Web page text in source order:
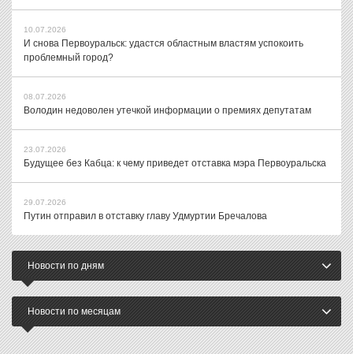
10.07.2026
И снова Первоуральск: удастся областным властям успокоить
проблемный город?
08.07.2026
Володин недоволен утечкой информации о премиях депутатам
23.07.2026
Будущее без Кабца: к чему приведет отставка мэра Первоуральска
29.07.2026
Путин отправил в отставку главу Удмуртии Бречалова
Новости по дням
Новости по месяцам